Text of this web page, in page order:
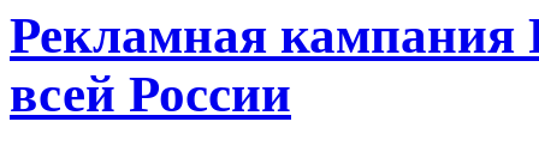
Рекламная
всей России